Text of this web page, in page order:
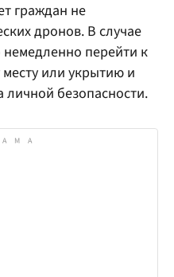
граждан не
дронов. В случае
перейти к
или укрытию и
личной безопасности.